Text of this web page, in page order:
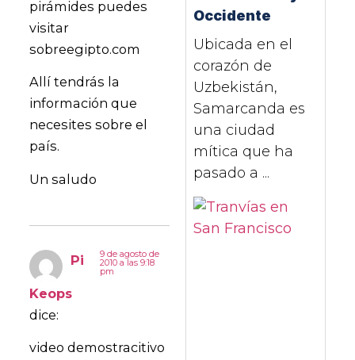
pirámides puedes
visitar
sobreegipto.com
Allí tendrás la
información que
necesites sobre el
país.
Un saludo
Pi
Keops
dice:
9 de agosto de
2010 a las 9:18
pm
video demostracitivo
Occidente
Ubicada en el
corazón de
Uzbekistán,
Samarcanda es
una ciudad
mítica que ha
pasado a ...